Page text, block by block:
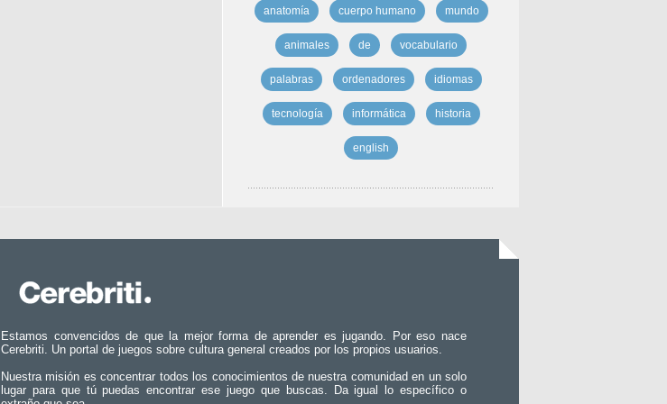
anatomía cuerpo humano mundo
animales de vocabulario
palabras ordenadores idiomas
tecnología informática historia
english
Estamos convencidos de que la mejor forma de aprender es jugando. Por eso nace
Cerebriti. Un portal de juegos sobre cultura general creados por los propios usuarios.
Nuestra misión es concentrar todos los conocimientos de nuestra comunidad en un solo
lugar para que tú puedas encontrar ese juego que buscas. Da igual lo específico o